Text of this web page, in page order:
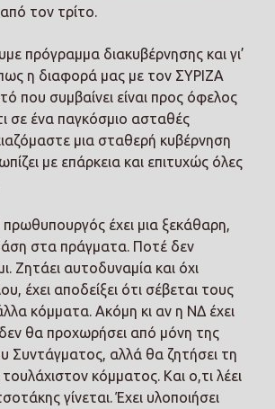
τον τρίτο.
πρόγραμμα διακυβέρνησης και γι’
η διαφορά μας με τον ΣΥΡΙΖΑ
που συμβαίνει είναι προς όφελος
σε ένα παγκόσμιο ασταθές
μια σταθερή κυβέρνηση
με επάρκεια και επιτυχώς όλες
έχει μια ξεκάθαρη,
στα πράγματα. Ποτέ δεν
Ζητάει αυτοδυναμία και όχι
έχει αποδείξει ότι σέβεται τους
κόμματα. Ακόμη κι αν η ΝΔ έχει
θα προχωρήσει από μόνη της
Συντάγματος, αλλά θα ζητήσει τη
κόμματος. Και ο,τι λέει
γίνεται. Έχει υλοποιήσει